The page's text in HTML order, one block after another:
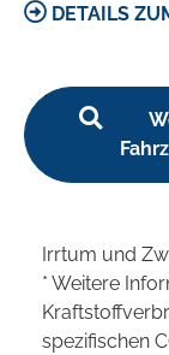
DETAILS
Irrtum und
* Weitere
spezifischen